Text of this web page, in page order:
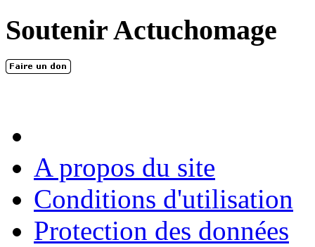
Soutenir Actuchomage
A propos du site
Conditions d'utilisation
Protection des données